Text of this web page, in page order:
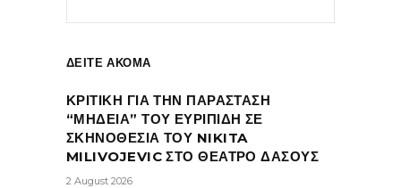
ΔΕΙΤΕ ΑΚΟΜΑ
ΚΡΙΤΙΚΗ ΓΙΑ ΤΗΝ ΠΑΡΑΣΤΑΣΗ
“ΜΗΔΕΙΑ” ΤΟΥ ΕΥΡΙΠΙΔΗ ΣΕ
ΣΚΗΝΟΘΕΣΙΑ ΤΟΥ NIKITA
MILIVOJEVIC ΣΤΟ ΘΕΑΤΡΟ ΔΑΣΟΥΣ
2 August 2026